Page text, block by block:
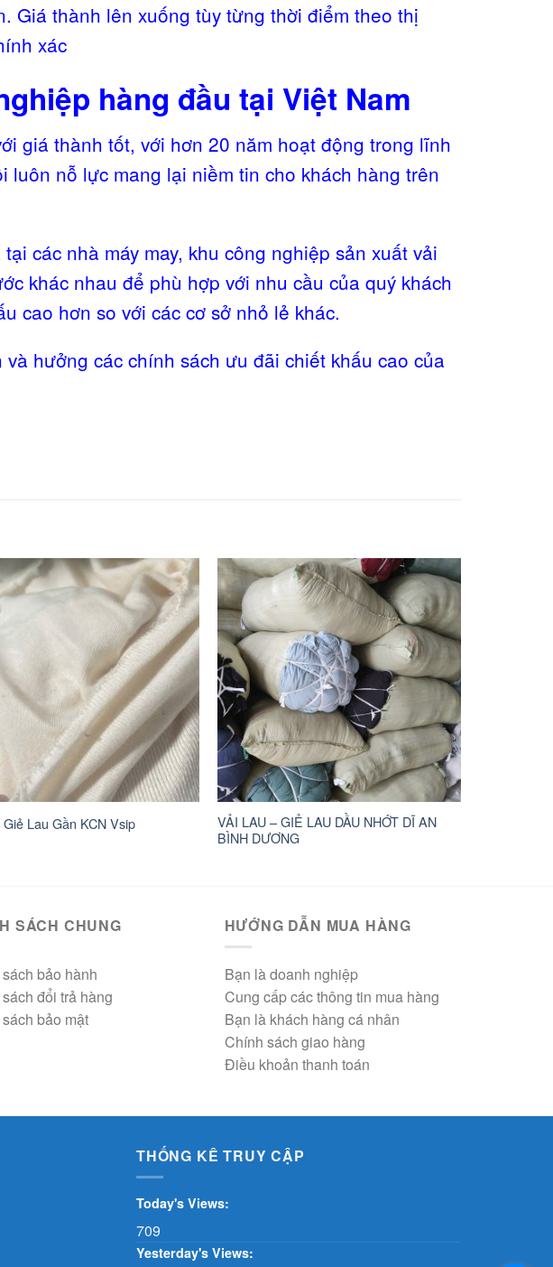
Giá thành lên xuống tùy từng thời điểm theo thị
xác
hàng đầu tại Việt Nam
giá thành tốt, với hơn 20 năm hoạt động trong lĩnh
luôn nỗ lực mang lại niềm tin cho khách hàng trên
các nhà máy may, khu công nghiệp sản xuất vải
khác nhau để phù hợp với nhu cầu của quý khách
cao hơn so với các cơ sở nhỏ lẻ khác.
hưởng các chính sách ưu đãi chiết khấu cao của
Lau Gần KCN Vsip
VẢI LAU – GIẺ LAU DẦU NHỚT DĨ AN
BÌNH DƯƠNG
SÁCH CHUNG
bảo hành
đổi trả hàng
bảo mật
HƯỚNG DẪN MUA HÀNG
Bạn là doanh nghiệp
Cung cấp các thông tin mua hàng
Bạn là khách hàng cá nhân
Chính sách giao hàng
Điều khoản thanh toán
THỐNG KÊ TRUY CẬP
Today's Views:
709
Yesterday's Views: